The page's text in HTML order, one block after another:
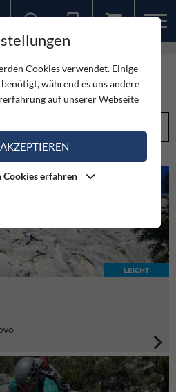
(10)
LEICHT
Cookies verwendet. Einige
während es uns andere
auf unserer Webseite
Cookies erfahren